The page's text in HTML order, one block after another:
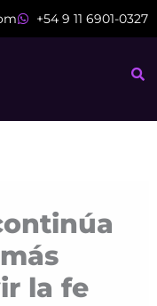
+54 9 11 6901-0327
la fe